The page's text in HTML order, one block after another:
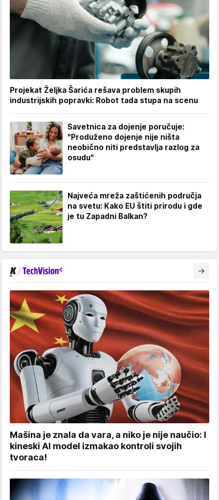
Projekat Željka Šarića rešava problem skupih
industrijskih popravki: Robot tada stupa na scenu
Savetnica za dojenje poručuje:
"Produženo dojenje nije ništa
neobično niti predstavlja razlog za
osudu"
Najveća mreža zaštićenih područja
na svetu: Kako EU štiti prirodu i gde
je tu Zapadni Balkan?
Mašina je znala da vara, a niko je nije naučio: I
kineski AI model izmakao kontroli svojih
tvoraca!